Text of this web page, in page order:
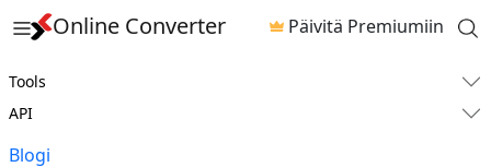
Online Converter Päivitä Premiumiin
Tools
API
Blogi